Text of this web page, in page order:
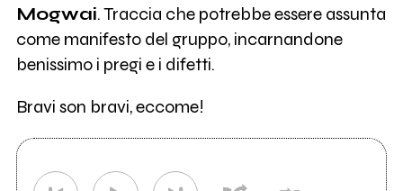
Mogwai. Traccia che potrebbe essere assunta
come manifesto del gruppo, incarnandone
benissimo i pregi e i difetti.
Bravi son bravi, eccome!